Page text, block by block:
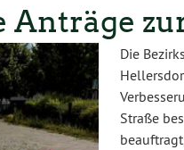
Die
Straße